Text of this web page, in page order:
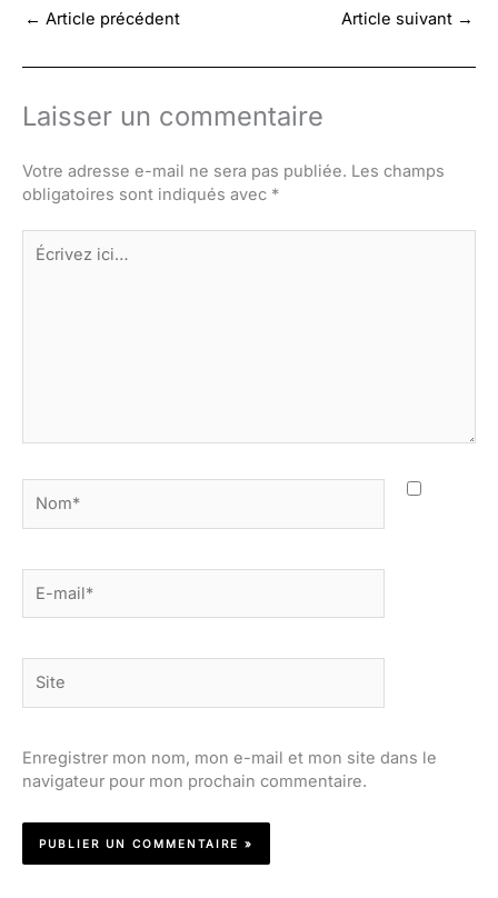
← Article précédent Article suivant →
Laisser un commentaire
Votre adresse e-mail ne sera pas publiée. Les champs
obligatoires sont indiqués avec *
Écrivez
ici…
mail*
Enregistrer mon nom, mon e-mail et mon site dans le
navigateur pour mon prochain commentaire.